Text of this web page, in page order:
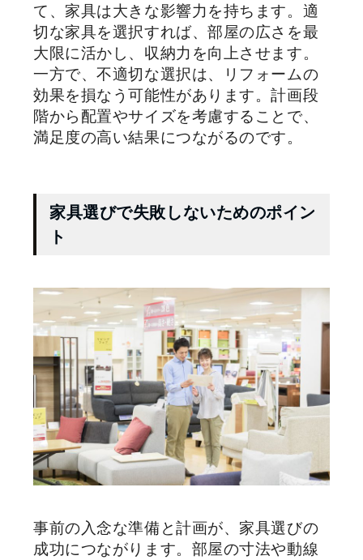
て、家具は大きな影響力を持ちます。適
切な家具を選択すれば、部屋の広さを最
大限に活かし、収納力を向上させます。
一方で、不適切な選択は、リフォームの
効果を損なう可能性があります。計画段
階から配置やサイズを考慮することで、
満足度の高い結果につながるのです。
家具選びで失敗しないためのポイン
ト
事前の入念な準備と計画が、家具選びの
成功につながります。部屋の寸法や動線